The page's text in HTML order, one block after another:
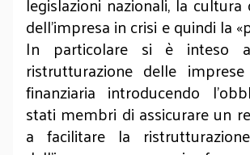
dell’impresa in crisi e quindi la
In particolare si è inteso
ristrutturazione delle
finanziaria introducendo
stati membri di assicurare un
a facilitare la